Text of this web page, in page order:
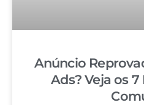
Anúncio
Ads? Veja os